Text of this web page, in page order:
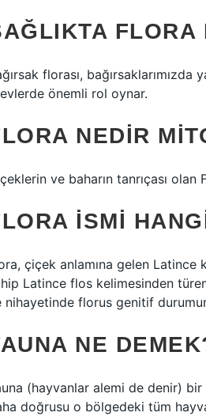
FLORA
florası,
önemli rol oynar.
NEDIR
ve baharın tanrıçası olan
ISMI
çiçek anlamına gelen
Latince flos kelimesinden
nihayetinde florus genitif
NE
(hayvanlar alemi de denir)
doğrusu o bölgedeki tüm